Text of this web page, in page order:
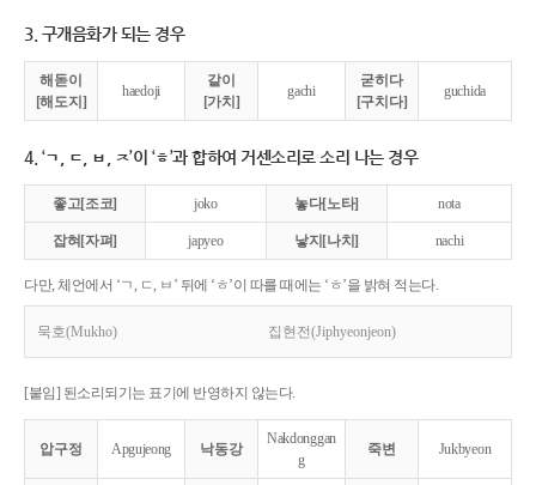
3. 구개음화가 되는 경우
해돋이
[해도지]
haedoji
같이
[가치]
gachi
굳히다
[구치다]
guchida
4. ‘ㄱ, ㄷ, ㅂ, ㅈ’이 ‘ㅎ’과 합하여 거센소리로 소리 나는 경우
좋고[조코] joko 놓다[노타] nota
잡혀[자펴] japyeo 낳지[나치] nachi
다만, 체언에서 ‘ㄱ, ㄷ, ㅂ’ 뒤에 ‘ㅎ’이 따를 때에는 ‘ㅎ’을 밝혀 적는다.
묵호(Mukho) 집현전(Jiphyeonjeon)
[붙임] 된소리되기는 표기에 반영하지 않는다.
압구정 Apgujeong 낙동강
Nakdonggan
g
죽변 Jukbyeon